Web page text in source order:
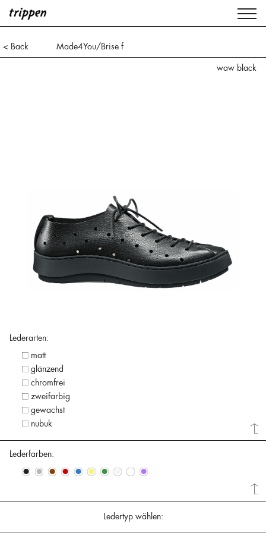
< Back
Made4You/Brise f
waw black
Lederarten:
matt
glänzend
chromfrei
zweifarbig
gewachst
nubuk
Lederfarben:
• • • • • • • • • •
Ledertyp wählen: